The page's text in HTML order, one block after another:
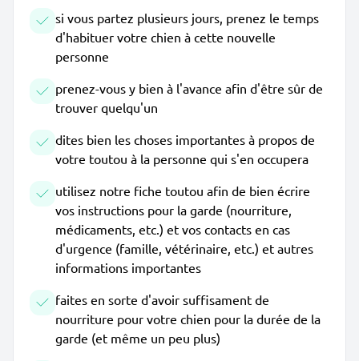
si vous partez plusieurs jours, prenez le temps
d'habituer votre chien à cette nouvelle
personne
prenez-vous y bien à l'avance afin d'être sûr de
trouver quelqu'un
dites bien les choses importantes à propos de
votre toutou à la personne qui s'en occupera
utilisez notre fiche toutou afin de bien écrire
vos instructions pour la garde (nourriture,
médicaments, etc.) et vos contacts en cas
d'urgence (famille, vétérinaire, etc.) et autres
informations importantes
faites en sorte d'avoir suffisament de
nourriture pour votre chien pour la durée de la
garde (et même un peu plus)